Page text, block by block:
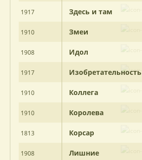
1917 Здесь и там
1910 Змеи
1908 Идол
1917 Изобретательность
1910 Коллега
1910 Королева
1813 Корсар
1908 Лишние